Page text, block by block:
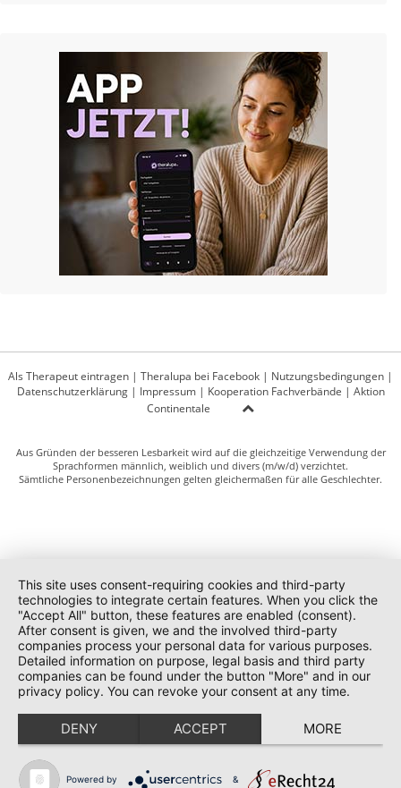
Als Therapeut eintragen | Theralupa bei Facebook | Nutzungsbedingungen |
Datenschutzerklärung| Impressum| Kooperation Fachverbände | Aktion
Continentale
Aus Gründen der besseren Lesbarkeit wird auf die gleichzeitige Verwendung der
Sprachformen männlich, weiblich und divers (m/w/d) verzichtet.
Sämtliche Personenbezeichnungen gelten gleichermaßen für alle Geschlechter.
This site uses consent-requiring cookies and third-party
technologies to integrate certain features. When you click the
"Accept All" button, these features are enabled (consent).
After consent is given, we and the involved third-party
companies process your personal data for various purposes.
Detailed information on purpose, legal basis and third party
companies can be found under the button "More" and in our
privacy policy. You can revoke your consent at any time.
DENY ACCEPT MORE
Powered by &